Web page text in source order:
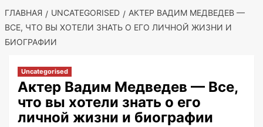
ГЛАВНАЯ UNCATEGORISED
АКТЕР ВАДИМ МЕДВЕДЕВ —
ВСЕ, ЧТО ВЫ ХОТЕЛИ ЗНАТЬ О ЕГО ЛИЧНОЙ ЖИЗНИ И
БИОГРАФИИ
Uncategorised
Актер Вадим Медведев — Все,
что вы хотели знать о его
личной жизни и биографии